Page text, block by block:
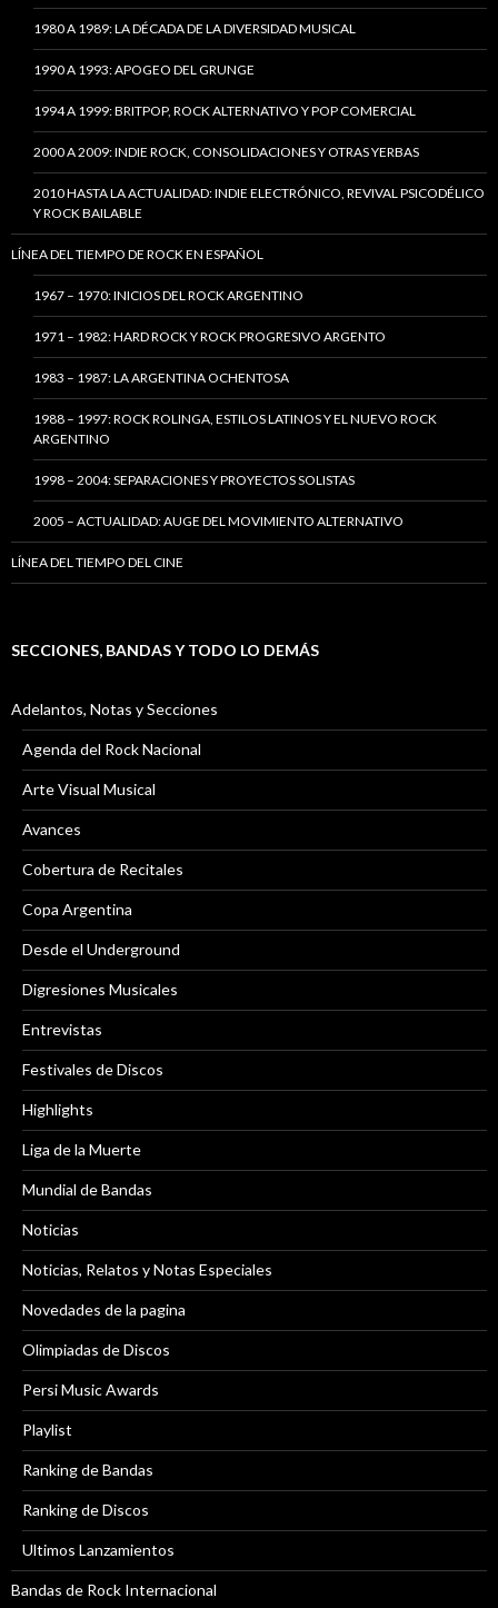
1980 A 1989: LA DÉCADA DE LA DIVERSIDAD MUSICAL
1990 A 1993: APOGEO DEL GRUNGE
1994 A 1999: BRITPOP, ROCK ALTERNATIVO Y POP COMERCIAL
2000 A 2009: INDIE ROCK, CONSOLIDACIONES Y OTRAS YERBAS
2010 HASTA LA ACTUALIDAD: INDIE ELECTRÓNICO, REVIVAL PSICODÉLICO
Y ROCK BAILABLE
LÍNEA DEL TIEMPO DE ROCK EN ESPAÑOL
1967 – 1970: INICIOS DEL ROCK ARGENTINO
1971 – 1982: HARD ROCK Y ROCK PROGRESIVO ARGENTO
1983 – 1987: LA ARGENTINA OCHENTOSA
1988 – 1997: ROCK ROLINGA, ESTILOS LATINOS Y EL NUEVO ROCK
ARGENTINO
1998 – 2004: SEPARACIONES Y PROYECTOS SOLISTAS
2005 – ACTUALIDAD: AUGE DEL MOVIMIENTO ALTERNATIVO
LÍNEA DEL TIEMPO DEL CINE
SECCIONES, BANDAS Y TODO LO DEMÁS
Adelantos, Notas y Secciones
Agenda del Rock Nacional
Arte Visual Musical
Avances
Cobertura de Recitales
Copa Argentina
Desde el Underground
Digresiones Musicales
Entrevistas
Festivales de Discos
Highlights
Liga de la Muerte
Mundial de Bandas
Noticias
Noticias, Relatos y Notas Especiales
Novedades de la pagina
Olimpiadas de Discos
Persi Music Awards
Playlist
Ranking de Bandas
Ranking de Discos
Ultimos Lanzamientos
Bandas de Rock Internacional